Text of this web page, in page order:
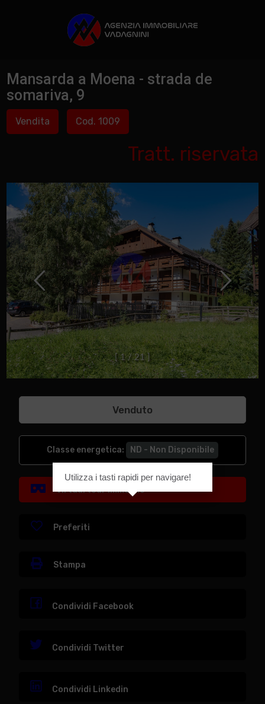
Mansarda a Moena - strada de
somariva, 9
Vendita Cod. 1009
Tratt. riservata
1 / 21
Venduto
Classe energetica: ND - Non Disponibile
Virtual tour immobile
Preferiti
Stampa
Condividi Facebook
Condividi Twitter
Condividi Linkedin
Utilizza i tasti rapidi per navigare!